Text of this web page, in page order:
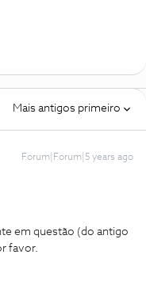
Mais antigos primeiro
Forum|Forum|5 years ago
em questão (do antigo
favor.